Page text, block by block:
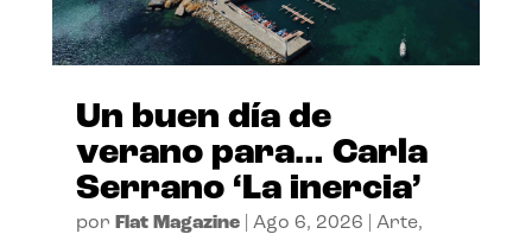
Un buen día de
verano para… Carla
Serrano ‘La inercia’
por Flat Magazine| Ago 6, 2026 Arte,